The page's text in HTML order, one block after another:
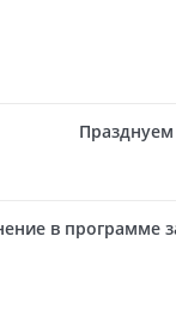
Празднуем
в программе